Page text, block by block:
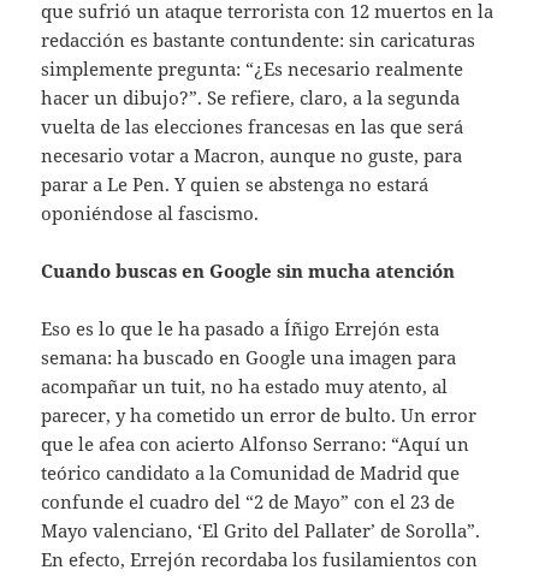
que sufrió un ataque terrorista con 12 muertos en la
redacción es bastante contundente: sin caricaturas
simplemente pregunta: “¿Es necesario realmente
hacer un dibujo?”. Se refiere, claro, a la segunda
vuelta de las elecciones francesas en las que será
necesario votar a Macron, aunque no guste, para
parar a Le Pen. Y quien se abstenga no estará
oponiéndose al fascismo.
Cuando buscas en Google sin mucha atención
Eso es lo que le ha pasado a Íñigo Errejón esta
semana: ha buscado en Google una imagen para
acompañar un tuit, no ha estado muy atento, al
parecer, y ha cometido un error de bulto. Un error
que le afea con acierto Alfonso Serrano: “Aquí un
teórico candidato a la Comunidad de Madrid que
confunde el cuadro del “2 de Mayo” con el 23 de
Mayo valenciano, ‘El Grito del Pallater’ de Sorolla”.
En efecto, Errejón recordaba los fusilamientos con